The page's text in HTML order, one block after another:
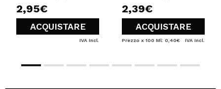
2,95€
ACQUISTARE
IVA Incl.
2,39€
ACQUISTARE
Prezzo x 100 Ml: 0,40€ IVA Incl.